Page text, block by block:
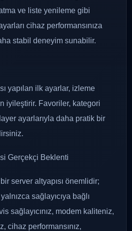
ve liste yenileme gibi
cihaz performansınıza
stabil deneyim sunabilir.
yapılan ilk ayarlar, izleme
iyileştirir. Favoriler, kategori
ayarlarıyla daha pratik bir
Gerçekçi Beklenti
server altyapısı önemlidir;
sağlayıcıya bağlı
sağlayıcınız, modem kaliteniz,
cihaz performansınız,